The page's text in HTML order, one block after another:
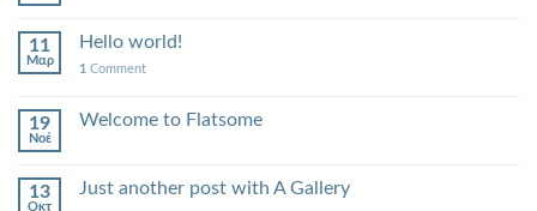
11
Μαρ
Hello world!
1 Comment
19
Νοέ
Welcome to Flatsome
13
Οκτ
Just another post with A Gallery